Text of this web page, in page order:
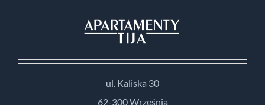
ul. Kaliska 30
62-300 Września